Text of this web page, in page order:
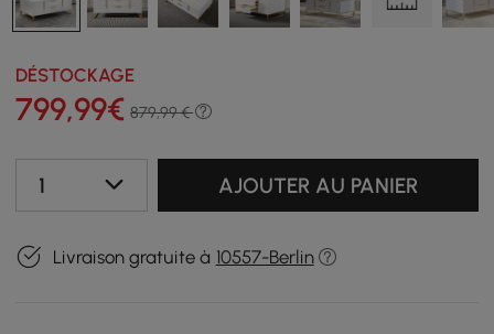
DÉSTOCKAGE
799,99€ 879,99 €
1 AJOUTER AU PANIER
Livraison gratuite à 10557-Berlin